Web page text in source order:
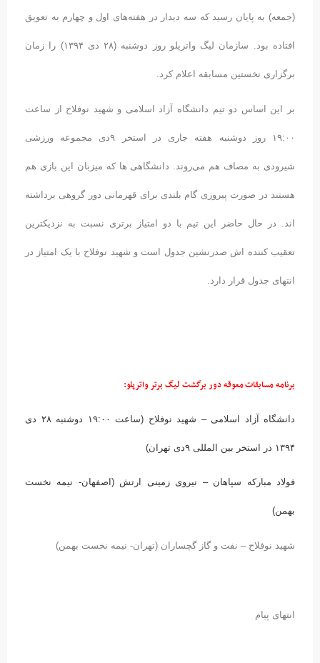
(جمعه) به پایان رسید که سه دیدار در هفته‌های اول و چهارم به تعویق
افتاده بود. سازمان لیگ واترپلو روز دوشنبه (۲۸ دی ۱۳۹۴) را زمان
برگزاری نخستین مسابقه اعلام کرد.
بر این اساس دو تیم دانشگاه آزاد اسلامی و شهید نوفلاح از ساعت
۱۹:۰۰ روز دوشنبه هفته جاری در استخر ۹دی مجموعه ورزشی
شیرودی به مصاف هم می‌روند. دانشگاهی ها که میزبان این بازی هم
هستند در صورت پیروزی گام بلندی برای قهرمانی دور گروهی برداشته
اند. در حال حاضر این تیم با دو امتیاز برتری نسبت به نزدیکترین
تعقیب کننده اش صدرنشین جدول است و شهید نوفلاح با یک امتیاز در
انتهای جدول قرار دارد.
برنامه مسابقات معوقه دور برگشت لیگ برتر واترپلو:
دانشگاه آزاد اسلامی – شهید نوفلاح (ساعت ۱۹:۰۰ دوشنبه ۲۸ دی
۱۳۹۴ در استخر بین المللی ۹دی تهران)
فولاد مبارکه سپاهان – نیروی زمینی ارتش (اصفهان- نیمه نخست
بهمن)
شهید نوفلاح – نفت و گاز گچساران (تهران- نیمه نخست بهمن)
انتهای پیام